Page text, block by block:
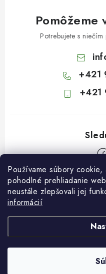
Používame súbory cookie,
pohodlné prehliadanie
neustále zlepšovali jej
informácií
Pomôžeme
Potrebujete s
+421
+421
Informácie pre vás
Podmienky ochrany osobných